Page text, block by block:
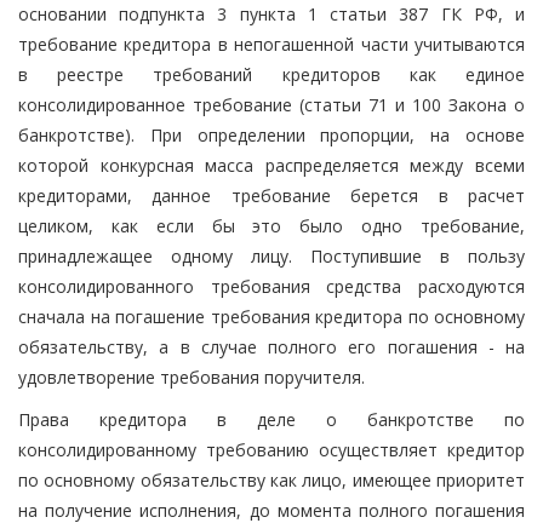
основании подпункта 3 пункта 1 статьи 387 ГК РФ, и
требование кредитора в непогашенной части учитываются
в реестре требований кредиторов как единое
консолидированное требование (статьи 71 и 100 Закона о
банкротстве). При определении пропорции, на основе
которой конкурсная масса распределяется между всеми
кредиторами, данное требование берется в расчет
целиком, как если бы это было одно требование,
принадлежащее одному лицу. Поступившие в пользу
консолидированного требования средства расходуются
сначала на погашение требования кредитора по основному
обязательству, а в случае полного его погашения - на
удовлетворение требования поручителя.
Права кредитора в деле о банкротстве по
консолидированному требованию осуществляет кредитор
по основному обязательству как лицо, имеющее приоритет
на получение исполнения, до момента полного погашения